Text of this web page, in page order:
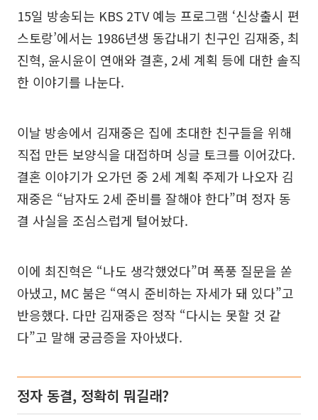
15일 방송되는 KBS 2TV 예능 프로그램 ‘신상출시 편
스토랑’에서는 1986년생 동갑내기 친구인 김재중, 최
진혁, 윤시윤이 연애와 결혼, 2세 계획 등에 대한 솔직
한 이야기를 나눈다.
이날 방송에서 김재중은 집에 초대한 친구들을 위해
직접 만든 보양식을 대접하며 싱글 토크를 이어갔다.
결혼 이야기가 오가던 중 2세 계획 주제가 나오자 김
재중은 “남자도 2세 준비를 잘해야 한다”며 정자 동
결 사실을 조심스럽게 털어놨다.
이에 최진혁은 “나도 생각했었다”며 폭풍 질문을 쏟
아냈고, MC 붐은 “역시 준비하는 자세가 돼 있다”고
반응했다. 다만 김재중은 정작 “다시는 못할 것 같
다”고 말해 궁금증을 자아냈다.
정자 동결, 정확히 뭐길래?